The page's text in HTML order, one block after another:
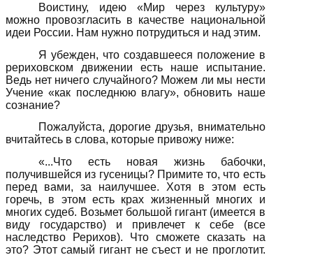
Воистину, идею «Мир через культуру»
можно провозгласить в качестве национальной
идеи России. Нам нужно потрудиться и над этим.
Я убежден, что создавшееся положение в
рериховском движении есть наше испытание.
Ведь нет ничего случайного? Можем ли мы нести
Учение «как последнюю влагу», обновить наше
сознание?
Пожалуйста, дорогие друзья, внимательно
вчитайтесь в слова, которые привожу ниже:
«...Что есть новая жизнь бабочки,
получившейся из гусеницы? Примите то, что есть
перед вами, за наилучшее. Хотя в этом есть
горечь, в этом есть крах жизненный многих и
многих судеб. Возьмет большой гигант (имеется в
виду государство) и привлечет к себе (все
наследство Рерихов). Что сможете сказать на
это? Этот самый гигант не съест и не проглотит.